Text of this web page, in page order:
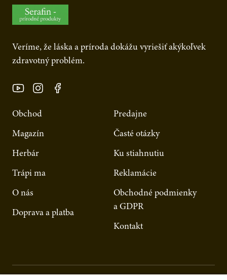
Veríme, že láska a príroda dokážu vyriešiť akýkoľvek
zdravotný problém.
Obchod
Magazín
Herbár
Trápi ma
O nás
Doprava a platba
Predajne
Časté otázky
Ku stiahnutiu
Reklamácie
Obchodné podmienky
a GDPR
Kontakt